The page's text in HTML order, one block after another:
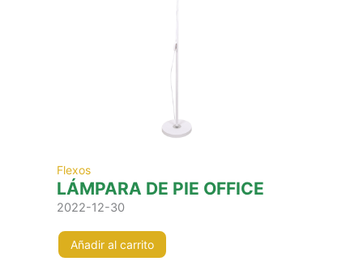
Flexos
LÁMPARA DE PIE OFFICE
2022-12-30
Añadir al carrito